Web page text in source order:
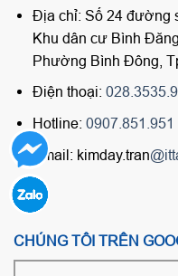
Địa chỉ: Số 24 đường
Khu dân cư Bình Đăng,
Phường Bình Đông,
Điện thoại:
Hotline: 0907.851.951
Email: kimday.tran
CHÚNG TÔI TRÊN